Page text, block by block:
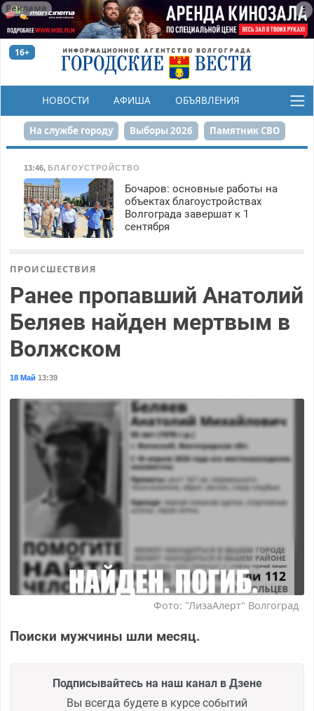
Реклама
16+
НОВОСТИ АФИША ОБЪЯВЛЕНИЯ
КОНКУРСЫ
На службе городу Выборы 2026 Памятник СВО
Сталинград в сердце
Набережная День Победы Реконструкция ЦПКиО
80-летие Победы Парк Героев-летчиков
13:46, БЛАГОУСТРОЙСТВО
Бочаров: основные работы на
объектах благоустройствах
Волгограда завершат к 1
сентября
ПРОИСШЕСТВИЯ
Ранее пропавший Анатолий
Беляев найден мертвым в
Волжском
18 Май 13:39
Фото: "ЛизаАлерт" Волгоград
Поиски мужчины шли месяц.
Подписывайтесь на наш канал в Дзене
Вы всегда будете в курсе событий